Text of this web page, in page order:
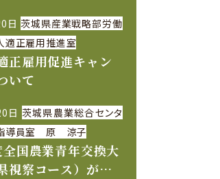
日 茨城県産業戦略部労働
適正雇用推進室
正雇用促進キャン
いて
日 茨城県農業総合センタ
導員室 原 涼子
国農業青年交換大
視察コース）が開